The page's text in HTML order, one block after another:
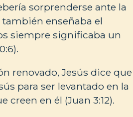
sorprenderse ante la
enseñaba el
siempre significaba un
renovado, Jesús dice que
para ser levantado en la
en él (Juan 3:12).